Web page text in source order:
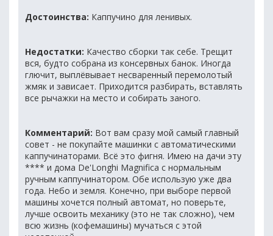
Достоинства: Каппучино для ленивых.
Недостатки: Качество сборки так себе. Трещит
вся, будто собрана из консервных банок. Иногда
глючит, выплёвывает несваренный перемолотый
жмяк и зависает. Приходится разбирать, вставлять
все рычажки на место и собирать заного.
Комментарий: Вот вам сразу мой самый главный
совет - не покупайте машинки с автоматическими
каппучинаторами. Всё это фигня. Имею на дачи эту
**** и дома De'Longhi Magnifica c нормальным
ручным каппучинатором. Обе использую уже два
года. Небо и земля. Конечно, при выборе первой
машины хочется полный автомат, но поверьте,
лучше освоить механику (это не так сложно), чем
всю жизнь (кофемашины) мучаться с этой